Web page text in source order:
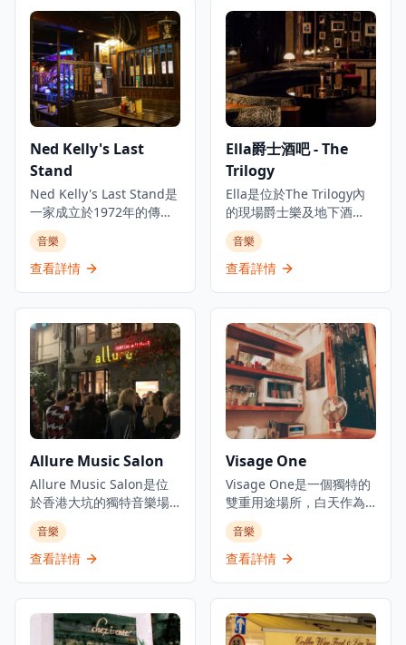
Ned Kelly's Last
Stand
Ned Kelly's Last Stand是
一家成立於1972年的傳奇
酒吧餐廳，位於香港尖沙
咀的心臟地帶。這個歷史
悠久的場所以其熱鬧的氛
和藍調表演而聞名。該餐
廳提供價格合理的精選飲
品，設有歡樂時光特價，
還有值得一試的酒吧食
物。作為香港標誌性夜生
活目的地之一，它已為本
地人和遊客服務超過50
愛好者必訪景點的聲譽。
酒吧的裝潢充滿懷舊氣
息，牆上掛滿了音樂紀念
品和照片，見證了香港音
樂文化的發展歷程。每晚
都有專業的爵士樂和藍調
的氛圍輕鬆友好，無論是
音樂愛好者還是初次體驗
音樂
查看詳情
Ella爵士酒吧 - The
Trilogy
Ella是位於The Trilogy內
的現場爵士樂及地下酒
吧，The Trilogy是香港中
環的多元化音樂體驗中
心，是體驗現場音樂和精
酒，並從週三開始舉辦現
場爵士樂、靈魂樂和藍調
音樂表演，為客人帶來難
忘的音樂體驗。作為The
Trilogy三個概念場所的一
部分，Ella在香港娛樂區的
中心地帶提供親密的爵士
浪漫夜晚的情侶，還是尋
找獨特音樂體驗的音樂愛
好者，都能在這裡找到屬
於自己的樂趣。酒吧環境
優雅舒適，適合約會、商
務聚會或慶祝特殊場合，
和美好時光。
音樂
查看詳情
Allure Music Salon
Allure Music Salon是位
於香港大坑的獨特音樂場
所，坐落在一座百年石屋
內，是體驗現場音樂和歷
史文化的理想去處。沙龍
民謠到爵士樂和探戈等各
種音樂類型，為客人帶來
音樂
查看詳情
Visage One
Visage One是一個獨特的
雙重用途場所，白天作為
專業髮廊營運，每逢星期
六晚上則搖身一變成為親
密的爵士酒吧。店主兼現
11:30開放這個小型髮廊，
將其變成一個偽爵士酒
音樂
查看詳情